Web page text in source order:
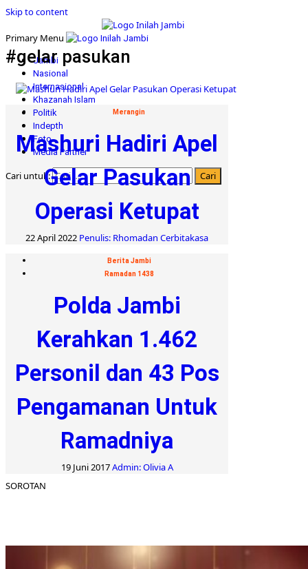
Skip to content
Primary Menu
Jambi
Nasional
Internasional
Khazanah Islam
Politik
Indepth
Foto
Media Partner
Cari untuk:
#gelar pasukan
Merangin
Mashuri Hadiri Apel
Gelar Pasukan
Operasi Ketupat
22 April 2022 Penulis: Rhomadan Cerbitakasa
Berita Jambi
Ramadan 1438
Polda Jambi
Kerahkan 1.462
Personil dan 43 Pos
Pengamanan Untuk
Ramadniya
19 Juni 2017Admin: Olivia A
SOROTAN